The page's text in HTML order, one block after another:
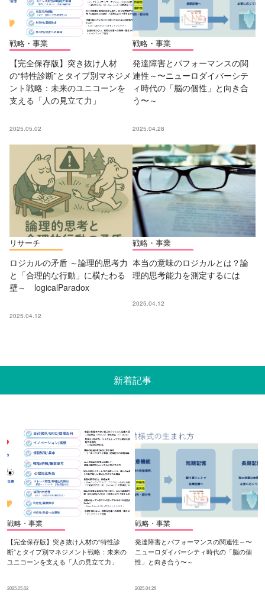
戦略・事業
【完全保存版】突き抜け人材
の“特性診断”とタイプ別マネジメ
ント戦略：未来のユニコーンを
支える「人の見立て力」
2025.05.02
戦略・事業
発達障害とパフォーマンスの関
連性～〜ニューロダイバーシテ
ィ時代の「脳の個性」と向き合
う〜～
2025.04.28
リサーチ
ロジカルの矛盾 ～論理的思考力
と「合理的な行動」に横たわる
壁～ logicalParadox
2025.04.12
戦略・事業
本当の意味のロジカルとは？論
理的思考能力を測定するには
2025.04.12
新着記事
戦略・事業
【完全保存版】突き抜け人材の“特性診
断”とタイプ別マネジメント戦略：未来の
ユニコーンを支える「人の見立て力」
2025.05.02
戦略・事業
発達障害とパフォーマンスの関連性～〜
ニューロダイバーシティ時代の「脳の個
性」と向き合う〜～
2025.04.28